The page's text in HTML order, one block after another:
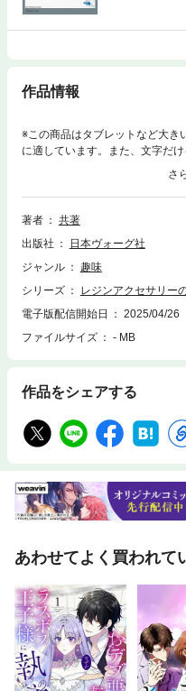
作品情報
※この商品はタブレットなど大き
に適しています。また、文字だ
ト、検索、辞書の参照、引用な
ネックレス、ピアス、イヤリン
から新テクニックのものまで35
き。推し活でも人気のレジンで
本書は同名の出版物（紙版）を
容が異なる場合がございます。※
第三者に譲渡することを禁じま
は、作者、デザイナー等著作権
ことはできません。※実物大とは
きません。※掲載情報は、紙版発
ーブネックレスサークルチェー
グラス風イヤリングイルミネー
グダブル花珠イヤリングあじさ
ット透かしパーツのかんざしス
ピアスメロンフロートフラワー
ヤリングハンバーガーグミのピ
著者
共著
出版社
日本ヴォーグ社
ジャンル
趣味
シリーズ
レジンアクセサリー
電子版配信開始日
2025/04/26
ファイルサイズ
- MB
作品をシェアする
あわせてよく買われて